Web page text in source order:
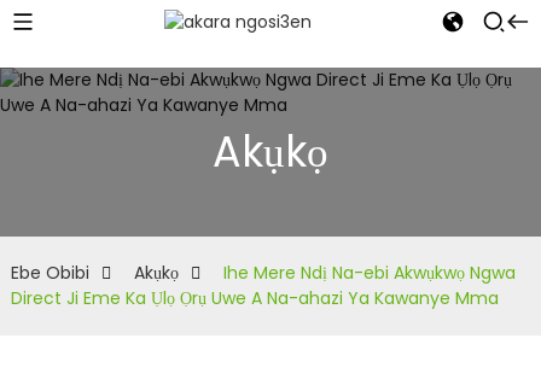
Akụkọ
Ebe Obibi Akụkọ
Ihe Mere Ndị Na-ebi Akwụkwọ Ngwa
Direct Ji Eme Ka Ụlọ Ọrụ Uwe A Na-ahazi Ya Kawanye Mma